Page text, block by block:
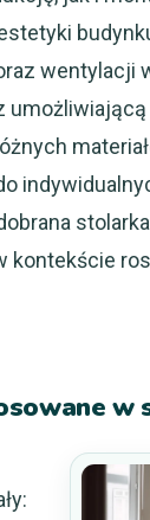
kontekście